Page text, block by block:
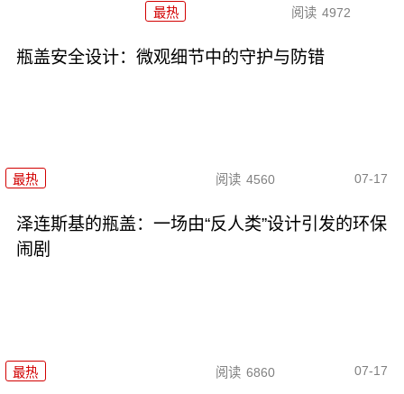
最热 阅读 4972
瓶盖安全设计：微观细节中的守护与防错
最热 阅读 4560 07-17
泽连斯基的瓶盖：一场由“反人类”设计引发的环保
闹剧
最热 阅读 6860 07-17